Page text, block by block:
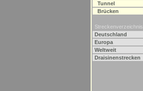
Tunnel
Brücken
Streckenverzeichnis
Deutschland
Europa
Weltweit
Draisinenstrecken